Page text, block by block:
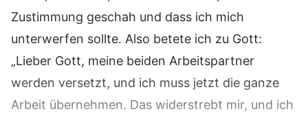
Zustimmung geschah und dass ich mich
unterwerfen sollte. Also betete ich zu Gott:
„Lieber Gott, meine beiden Arbeitspartner
werden versetzt, und ich muss jetzt die ganze
Arbeit übernehmen. Das widerstrebt mir, und ich